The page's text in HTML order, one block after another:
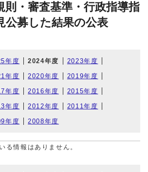
・審査基準・行政指導指
公募した結果の公表
年度 2024年度 2023年度
年度 2020年度 2019年度
年度 2016年度 2015年度
年度 2012年度 2011年度
年度 2008年度
る情報はありません。